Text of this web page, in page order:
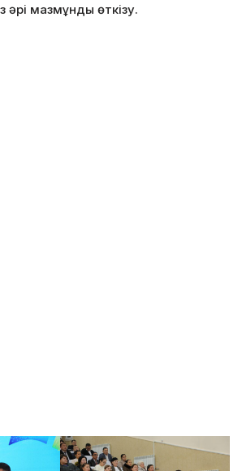
әрі мазмұнды өткізу.